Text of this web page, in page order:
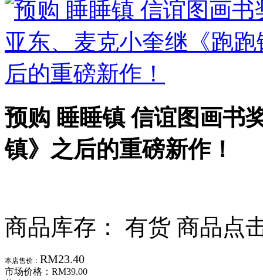
预购 睡睡镇 信谊图画书
镇》之后的重磅新作！
商品库存： 有货 商品点
本店售价： RM23.40
市场价格： RM39.00